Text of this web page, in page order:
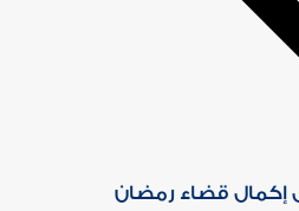
إكمال قضاء رمضان